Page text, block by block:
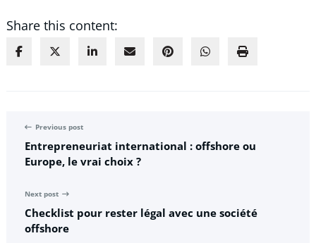
Share this content:
Previous post
Entrepreneuriat international : offshore ou
Europe, le vrai choix ?
Next post
Checklist pour rester légal avec une société
offshore